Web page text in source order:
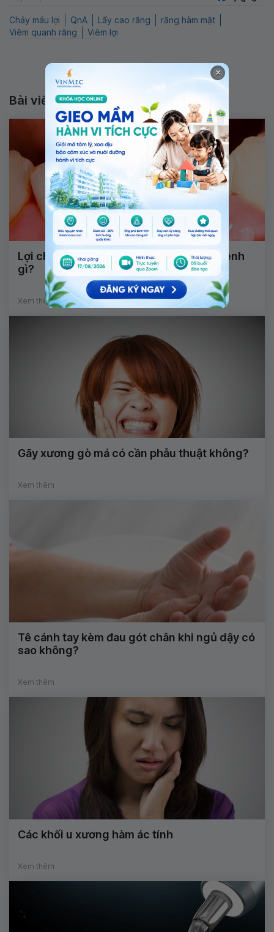
Chảy máu lợi QnA Lấy cao răng
răng hàm mặt
Viêm quanh răng
Viêm lợi
Bài viết liên quan
Lợi chảy máu kèm đau rát đỏ dấu hiệu bệnh
gì?
Xem thêm
Gãy xương gò má có cần phẫu thuật không?
Xem thêm
Tê cánh tay kèm đau gót chân khi ngủ dậy có
sao không?
Xem thêm
Các khối u xương hàm ác tính
Xem thêm
×